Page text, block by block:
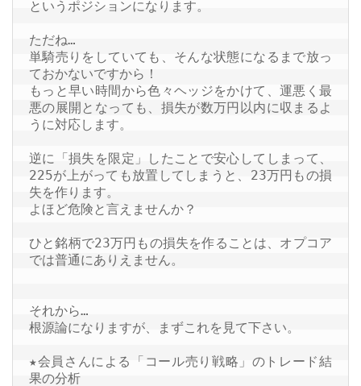
というポジションになります。
ただね…
単騎売りをしていても、そんな状態になるまで放っ
ておかないですから！
もっと早い時間から色々ヘッジをかけて、運悪く最
悪の展開となっても、損失が数万円以内に収まるよ
うに対応します。
逆に「損失を限定」したことで安心してしまって、
225が上がっても放置してしまうと、23万円もの損
失を作ります。
よほど危険と言えませんか？
ひと銘柄で23万円もの損失を作ることは、オプコア
では普通にありえません。
それから…
根源論になりますが、まずこれを見て下さい。
★会員さんによる「コール売り戦略」のトレード結